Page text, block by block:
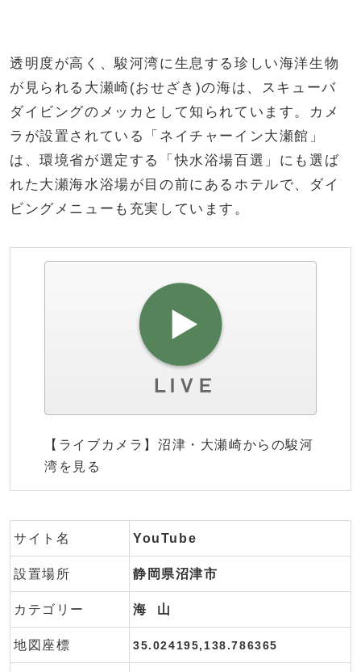
透明度が高く、駿河湾に生息する珍しい海洋生物
が見られる大瀬崎(おせざき)の海は、スキューバ
ダイビングのメッカとして知られています。カメ
ラが設置されている「ネイチャーイン大瀬館」
は、環境省が選定する「快水浴場百選」にも選ば
れた大瀬海水浴場が目の前にあるホテルで、ダイ
ビングメニューも充実しています。
【ライブカメラ】沼津・大瀬崎からの駿河
湾を見る
サイト名 YouTube
設置場所 静岡県沼津市
カテゴリー 海 山
地図座標 35.024195,138.786365